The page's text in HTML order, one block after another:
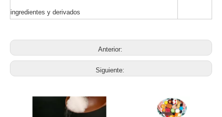
ingredientes y derivados
Anterior:
Siguiente: